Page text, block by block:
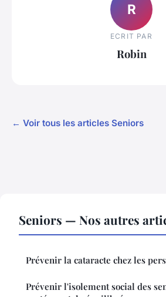
R
ECRIT PAR
Robin
← Voir tous les articles Seniors
Seniors — Nos autres
Prévenir la cataracte chez les
Prévenir l'isolement social des